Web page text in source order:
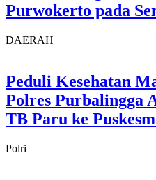
Purwokerto pada
DAERAH
Peduli Kesehatan
Polres Purbalingga
TB Paru ke
Polri